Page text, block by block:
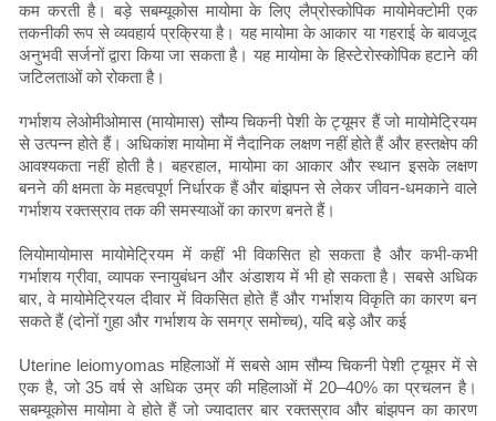
कम करती है। बड़े सबम्यूकोस मायोमा के लिए लैप्रोस्कोपिक मायोमेक्टोमी एक
तकनीकी रूप से व्यवहार्य प्रक्रिया है। यह मायोमा के आकार या गहराई के बावजूद
अनुभवी सर्जनों द्वारा किया जा सकता है। यह मायोमा के हिस्टेरोस्कोपिक हटाने की
जटिलताओं को रोकता है।
गर्भाशय लेओमीओमास (मायोमास) सौम्य चिकनी पेशी के ट्यूमर हैं जो मायोमेट्रियम
से उत्पन्न होते हैं। अधिकांश मायोमा में नैदानिक ​​लक्षण नहीं होते हैं और हस्तक्षेप की
आवश्यकता नहीं होती है। बहरहाल, मायोमा का आकार और स्थान इसके लक्षण
बनने की क्षमता के महत्वपूर्ण निर्धारक हैं और बांझपन से लेकर जीवन-धमकाने वाले
गर्भाशय रक्तस्राव तक की समस्याओं का कारण बनते हैं।
लियोमायोमास मायोमेट्रियम में कहीं भी विकसित हो सकता है और कभी-कभी
गर्भाशय ग्रीवा, व्यापक स्नायुबंधन और अंडाशय में भी हो सकता है। सबसे अधिक
बार, वे मायोमेट्रियल दीवार में विकसित होते हैं और गर्भाशय विकृति का कारण बन
सकते हैं (दोनों गुहा और गर्भाशय के समग्र समोच्च), यदि बड़े और कई
Uterine leiomyomas महिलाओं में सबसे आम सौम्य चिकनी पेशी ट्यूमर में से
एक है, जो 35 वर्ष से अधिक उम्र की महिलाओं में 20–40% का प्रचलन है।
सबम्यूकोस मायोमा वे होते हैं जो ज्यादातर बार रक्तस्राव और बांझपन का कारण